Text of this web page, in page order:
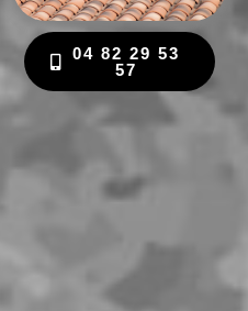
04 82 29 53
57